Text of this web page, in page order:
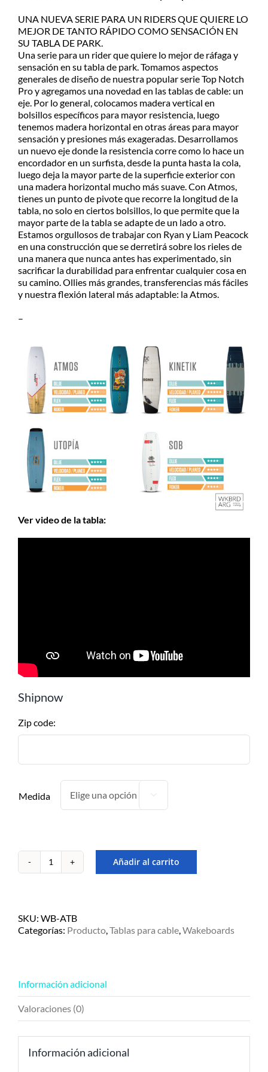
Despachamos dentro de las 24hs
de realizada la compra. Recibilo de
2 a 5 días.
UNA NUEVA SERIE PARA UN RIDERS QUE QUIERE LO
MEJOR DE TANTO RÁPIDO COMO SENSACIÓN EN
SU TABLA DE PARK.
Una serie para un rider que quiere lo mejor de ráfaga y
sensación en su tabla de park. Tomamos aspectos
generales de diseño de nuestra popular serie Top Notch
Pro y agregamos una novedad en las tablas de cable: un
eje. Por lo general, colocamos madera vertical en
bolsillos específicos para mayor resistencia, luego
tenemos madera horizontal en otras áreas para mayor
sensación y presiones más exageradas. Desarrollamos
un nuevo eje donde la resistencia corre como lo hace un
encordador en un surfista, desde la punta hasta la cola,
luego deja la mayor parte de la superficie exterior con
una madera horizontal mucho más suave. Con Atmos,
tienes un punto de pivote que recorre la longitud de la
tabla, no solo en ciertos bolsillos, lo que permite que la
mayor parte de la tabla se adapte de un lado a otro.
Estamos orgullosos de trabajar con Ryan y Liam Peacock
en una construcción que se derretirá sobre los rieles de
una manera que nunca antes has experimentado, sin
sacrificar la durabilidad para enfrentar cualquier cosa en
su camino. Ollies más grandes, transferencias más fáciles
y nuestra flexión lateral más adaptable: la Atmos.
–
Ver video de la tabla:
Shipnow
Zip code:
Medida 
Tabla
Atmos
BLEM
Añadir al carrito
SKU: WB-ATB
Categorías: Producto,Tablas para cable,Wakeboards
Información adicional
Valoraciones (0)
Información adicional